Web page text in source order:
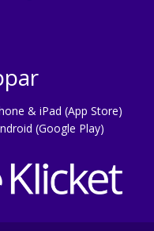
& iPad (App Store)
(Google Play)